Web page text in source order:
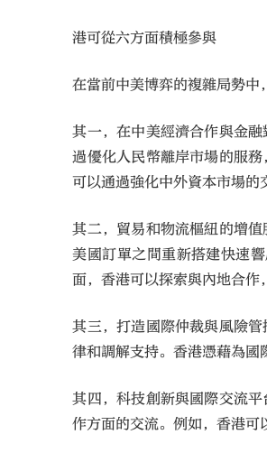
港可從六方面積極參與
在當前中美博弈的複雜局勢中
其一，在中美經濟合作與金
過優化人民幣離岸市場的服
可以通過強化中外資本市場的
其二，貿易和物流樞紐的增
美國訂單之間重新搭建快速
面，香港可以探索與內地合作
其三，打造國際仲裁與風險
律和調解支持。香港憑藉為國
其四，科技創新與國際交流
作方面的交流。例如，香港可